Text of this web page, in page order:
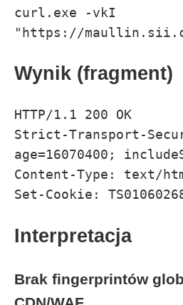
curl.exe -vkI
"https://
Wynik (fragment)
HTTP/1.1 200 OK
Strict-Transport-
age=16070400;
Content-Type: text/
Set-Cookie:
Interpretacja
Brak fingerprintów